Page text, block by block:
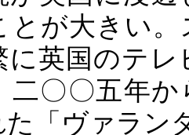
とが大きい
に英国のテ
二〇〇五年
「ヴァラン